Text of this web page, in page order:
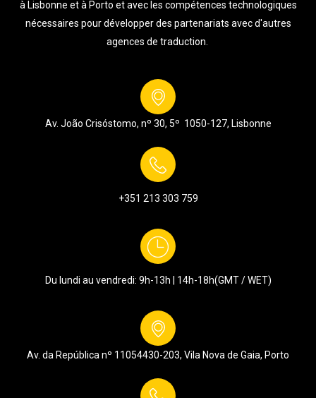
à Lisbonne et à Porto et avec les compétences technologiques
nécessaires pour développer des partenariats avec d'autres
agences de traduction.
Av. João Crisóstomo, nº 30, 5º 1050-127, Lisbonne
+351 213 303 759
Du lundi au vendredi: 9h-13h | 14h-18h(GMT / WET)
Av. da República nº 11054430-203, Vila Nova de Gaia, Porto